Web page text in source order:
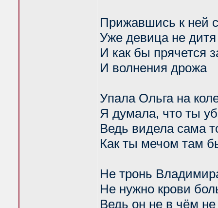
Прижавшись к ней
Уже девица не дитя
И как бы прячется
И волнения дрожа
Упала Ольга на
Я думала, что ты
Ведь видела сама
Как ты мечом там
Не тронь
Не нужно крови
Ведь он не в чём